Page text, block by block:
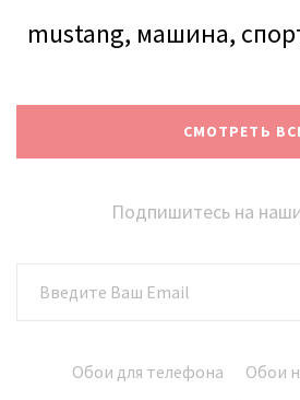
mustang, машина,
СМОТРЕТЬ
Подпишитесь на
Обои для телефона
Обои